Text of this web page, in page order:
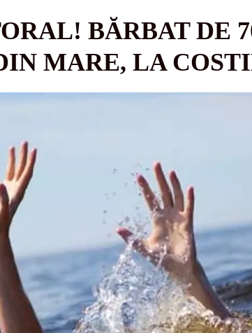
BĂRBAT DE
MARE, LA